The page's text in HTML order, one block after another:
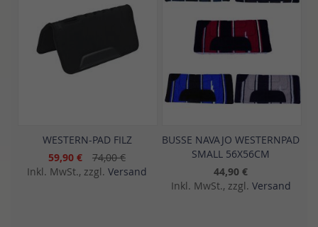
WESTERN-PAD FILZ
59,90 €
74,00 €
Inkl. MwSt., zzgl. Versand
BUSSE NAVAJO WESTERNPAD
SMALL 56X56CM
44,90 €
Inkl. MwSt., zzgl. Versand